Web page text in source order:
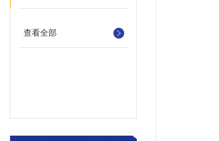
查看全部